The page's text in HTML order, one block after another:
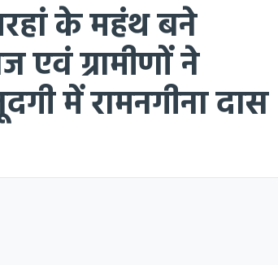
के महंथ बने
एवं ग्रामीणों ने
में रामनगीना दास